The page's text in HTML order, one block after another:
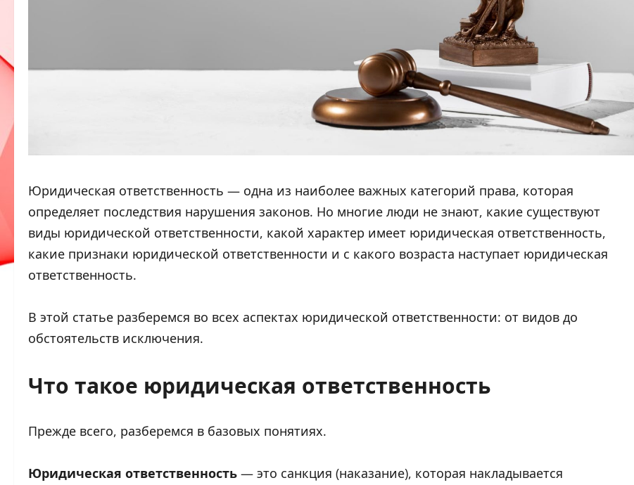
Юридическая ответственность — одна из наиболее важных категорий права, которая
определяет последствия нарушения законов. Но многие люди не знают, какие существуют
виды юридической ответственности, какой характер имеет юридическая ответственность,
какие признаки юридической ответственности и с какого возраста наступает юридическая
ответственность.
В этой статье разберемся во всех аспектах юридической ответственности: от видов до
обстоятельств исключения.
Что такое юридическая ответственность
Прежде всего, разберемся в базовых понятиях.
Юридическая ответственность — это санкция (наказание), которая накладывается